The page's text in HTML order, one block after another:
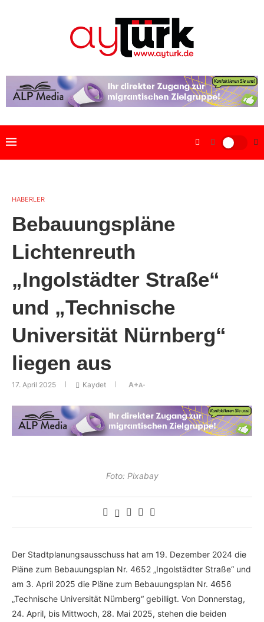
HABERLER
Bebauungspläne
Lichtenreuth
„Ingolstädter Straße“
und „Technische
Universität Nürnberg“
liegen aus
17. April 2025 Kaydet A+A-
Foto: Pixabay
Der Stadtplanungsausschuss hat am 19. Dezember 2024 die
Pläne zum Bebauungsplan Nr. 4652 „Ingolstädter Straße“ und
am 3. April 2025 die Pläne zum Bebauungsplan Nr. 4656
„Technische Universität Nürnberg“ gebilligt. Von Donnerstag,
24. April, bis Mittwoch, 28. Mai 2025, stehen die beiden